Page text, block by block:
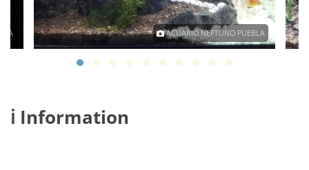
ACUARIO NEPTUNO PUEBLA
ℹ️ Information